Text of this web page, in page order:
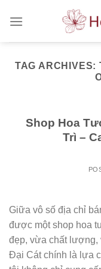
TAG ARCHIVES:
Shop Hoa
Trì –
Giữa vô số địa chỉ
được một shop hoa
đẹp, vừa chất lượng,
Đại Cát chính là lựa